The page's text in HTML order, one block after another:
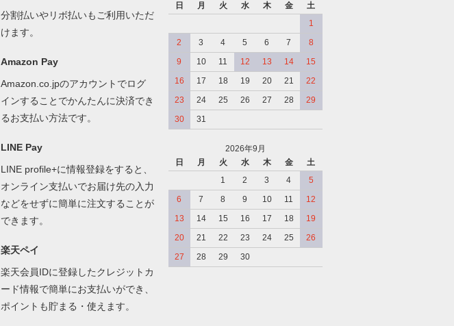
分割払いやリボ払いもご利用いただ
けます。
Amazon Pay
Amazon.co.jpのアカウントでログ
インすることでかんたんに決済でき
るお支払い方法です。
LINE Pay
LINE profile+に情報登録をすると、
オンライン支払いでお届け先の入力
などをせずに簡単に注文することが
できます。
楽天ペイ
楽天会員IDに登録したクレジットカ
ード情報で簡単にお支払いができ、
ポイントも貯まる・使えます。
日
月 火 水 木 金
土
1
2
3 4 5 6 7
8
9
10 11 12 13 14
15
16
17 18 19 20 21
22
23
24 25 26 27 28
29
30
31
2026年9月
日
月 火 水 木 金
土
1
2 3 4
5
6
7 8 9 10 11
12
13
14 15 16 17 18
19
20
21 22 23 24 25
26
27
28 29 30